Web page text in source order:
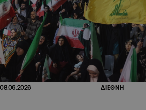
08.06.2026 ΔΙΕΘΝΗ